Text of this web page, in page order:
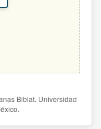
Biblat. Universidad